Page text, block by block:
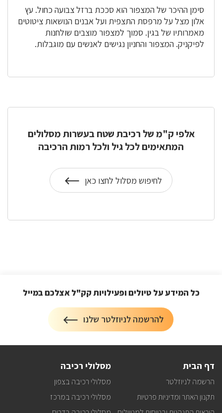
סימן ההיכר של המצפור הוא סככת ברזל צבועה כחול. עץ
אלון מצל על מרפסת התצפית ועל אבנים הנושאות ציטוטים
מאמרותיו של בגין. סמוך למצפור מוצבים שולחנות
לפיקניק. המצפור והחניון נגישים לאנשים עם מוגבלות.
אלפי ק"מ של רכיבת שטח בעשרות מסלולים
המתאימים לכל גיל ולכל רמות הרכיבה
לחיפוש מסלול לחצו כאן
על
חיפוש
אופניים
הרשמה
לניוזלטר
כל המידע על טיולים ופעילויות קק"ל אצלכם במייל
להרשמה לניוזלטר שלנו
על
כל
במייל
דף הבית
הרשמה לניוזלטר
תקנון האתר ומדיניות פרטיות
מסלולי רכיבה
מסלולי רכיבה בצפון
מסלולי רכיבה במרכז